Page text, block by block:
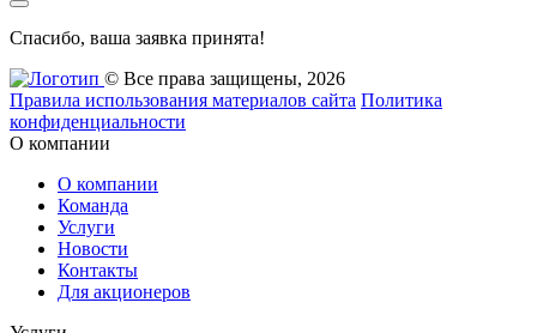
Спасибо, ваша заявка принята!
© Все права защищены, 2026
Правила использования материалов сайта Политика
конфиденциальности
О компании
О компании
Команда
Услуги
Новости
Контакты
Для акционеров